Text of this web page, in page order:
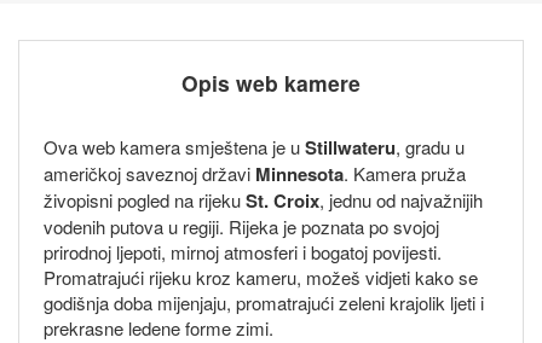
Opis web kamere
Ova web kamera smještena je uStillwateru, gradu u
američkoj saveznoj državi Minnesota. Kamera pruža
živopisni pogled na rijekuSt. Croix, jednu od najvažnijih
vodenih putova u regiji. Rijeka je poznata po svojoj
prirodnoj ljepoti, mirnoj atmosferi i bogatoj povijesti.
Promatrajući rijeku kroz kameru, možeš vidjeti kako se
godišnja doba mijenjaju, promatrajući zeleni krajolik ljeti i
prekrasne ledene forme zimi.